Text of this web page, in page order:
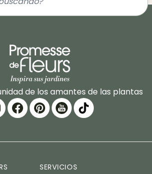
de los amantes de las plantas
SERVICIOS